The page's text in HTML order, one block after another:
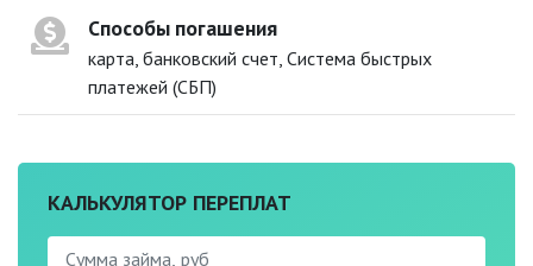
Способы погашения
карта, банковский счет, Система быстрых
платежей (СБП)
КАЛЬКУЛЯТОР ПЕРЕПЛАТ